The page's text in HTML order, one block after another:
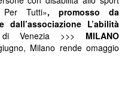
Tutti», promosso da
L’abilità
Venezia >>> MILANO
Milano rende omaggio